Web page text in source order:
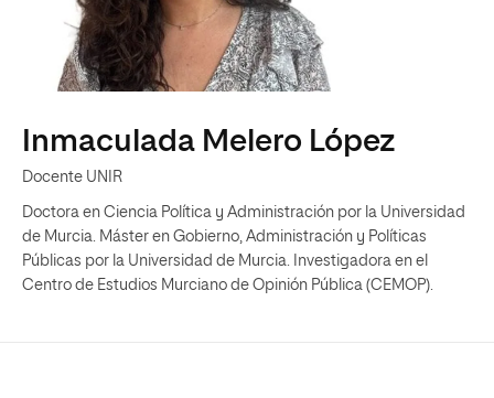
Inmaculada Melero López
Docente UNIR
Doctora en Ciencia Política y Administración por la Universidad
de Murcia. Máster en Gobierno, Administración y Políticas
Públicas por la Universidad de Murcia. Investigadora en el
Centro de Estudios Murciano de Opinión Pública (CEMOP).